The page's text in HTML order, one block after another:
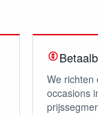
We richten
occasions